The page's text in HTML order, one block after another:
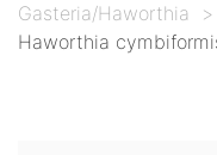
Gasteria/Haworthia
>
Haworthia